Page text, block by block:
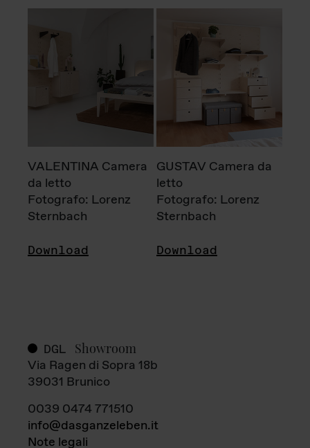
VALENTINA Camera
da letto
Fotografo: Lorenz
Sternbach
Download
GUSTAV Camera da
letto
Fotografo: Lorenz
Sternbach
Download
DGL Showroom
Via Ragen di Sopra 18b
39031 Brunico
0039 0474 771510
info@dasganzeleben.it
Note legali